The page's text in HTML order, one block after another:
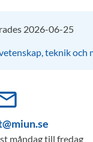
2026-06-25
teknik och
måndag till fredag